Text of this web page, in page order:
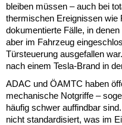
bleiben müssen – auch bei
thermischen Ereignissen wie
dokumentierte Fälle, in
aber im Fahrzeug
Türsteuerung ausgefallen
nach einem Tesla-Brand in
ADAC und ÖAMTC haben
mechanische Notgriffe –
häufig schwer auffindbar
nicht standardisiert, was im